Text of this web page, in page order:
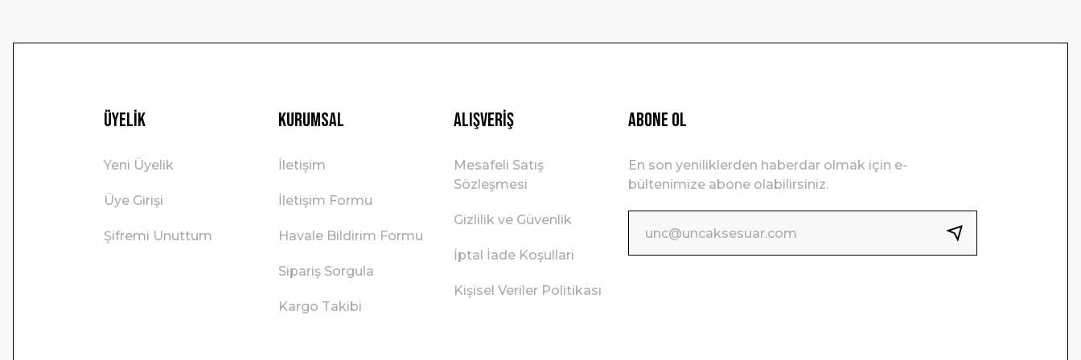
Üyelik
Yeni Üyelik
Üye Girişi
Şifremi Unuttum
Kurumsal
İletişim
İletişim Formu
Havale Bildirim Formu
Sipariş Sorgula
Kargo Takibi
Alışveriş
Mesafeli Satış
Sözleşmesi
Gizlilik ve Güvenlik
İptal İade Koşullari
Kişisel Veriler Politikası
ABONE OL
En son yeniliklerden haberdar olmak için e-
bültenimize abone olabilirsiniz.